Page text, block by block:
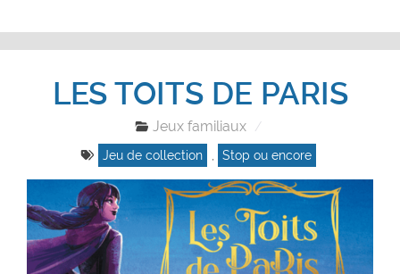
LES TOITS DE PARIS
Jeux familiaux
Jeu de collection Stop ou encore